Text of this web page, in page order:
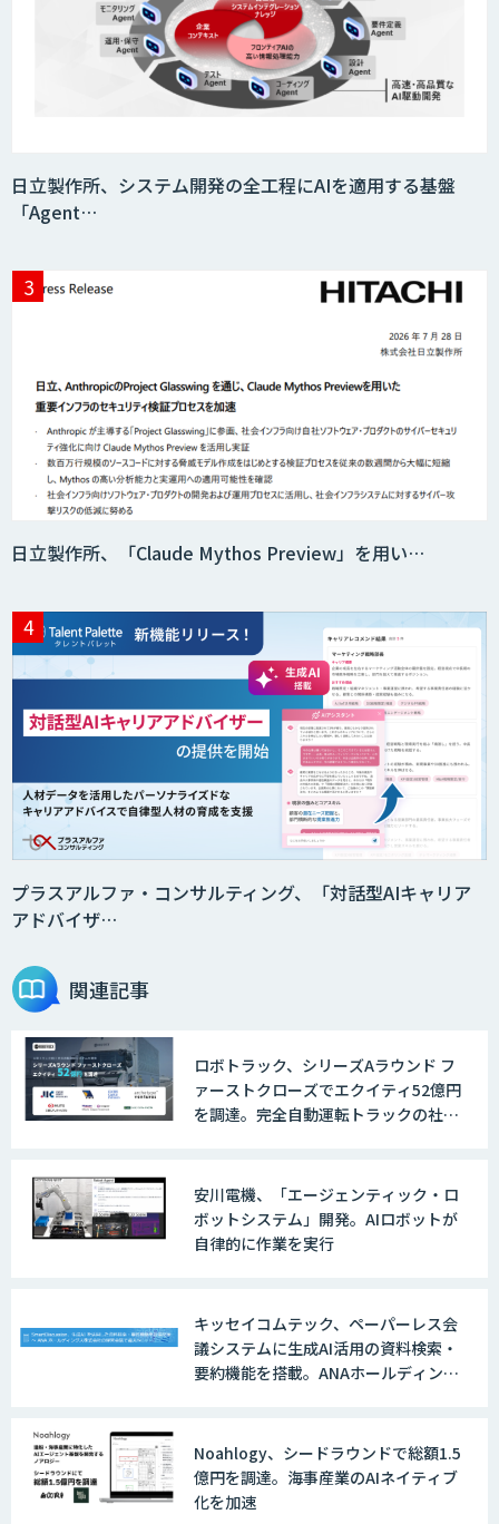
日立製作所、システム開発の全工程にAIを適用する基盤
「Agent…
日立製作所、「Claude Mythos Preview」を用い…
プラスアルファ・コンサルティング、「対話型AIキャリア
アドバイザ…
関連記事
ロボトラック、シリーズAラウンド フ
ァーストクローズでエクイティ52億円
を調達。完全自動運転トラックの社会
安川電機、「エージェンティック・ロ
ボットシステム」開発。AIロボットが
自律的に作業を実行
キッセイコムテック、ペーパーレス会
議システムに生成AI活用の資料検索・
要約機能を搭載。ANAホールディング
Noahlogy、シードラウンドで総額1.5
億円を調達。海事産業のAIネイティブ
化を加速